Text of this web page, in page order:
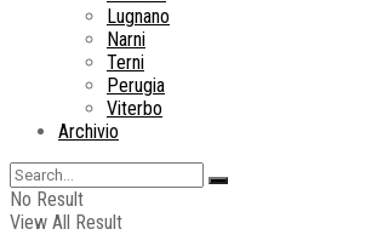
Lugnano
Narni
Terni
Perugia
Viterbo
Archivio
No Result
View All Result